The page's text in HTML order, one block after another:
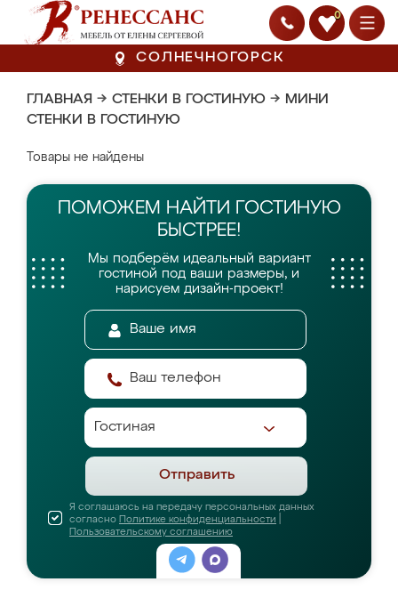
0
СОЛНЕЧНОГОРСК
ГЛАВНАЯ → СТЕНКИ В ГОСТИНУЮ → МИНИ
СТЕНКИ В ГОСТИНУЮ
Товары не найдены
ПОМОЖЕМ НАЙТИ
ГОСТИНУЮ
БЫСТРЕЕ!
Мы подберём идеальный вариант
гостиной под ваши размеры, и
нарисуем дизайн-проект!
Отправить
Я соглашаюсь на передачу персональных данных
согласно Политике конфиденциальности
Пользовательскому соглашению